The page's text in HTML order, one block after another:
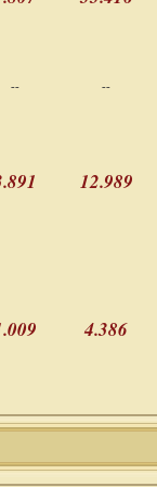
-- --
12.989
4.386